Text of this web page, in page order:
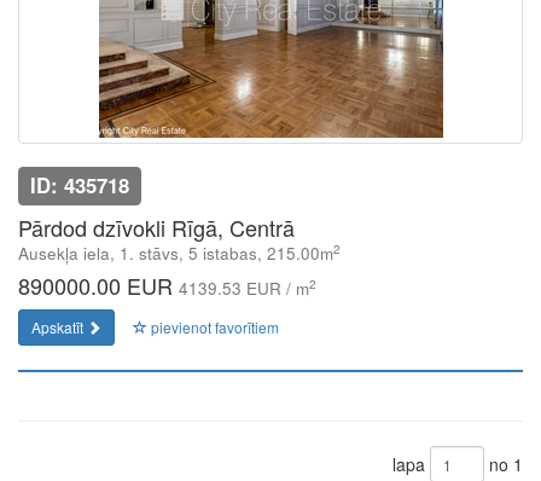
ID: 435718
Pārdod dzīvokli Rīgā, Centrā
Ausekļa iela, 1. stāvs, 5 istabas, 215.00m2
890000.00 EUR 4139.53 EUR / m2
Apskatīt pievienot favorītiem
lapa no 1